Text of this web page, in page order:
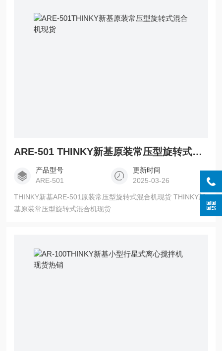
ARE-501 THINKY新基原装常压型旋转式混合机现货
产品型号
ARE-501
更新时间
2025-03-26
THINKY新基ARE-501原装常压型旋转式混合机现货 THINKY新
基原装常压型旋转式混合机现货